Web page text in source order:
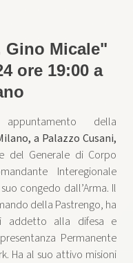
Gino Micale"
ore 19:00 a
appuntamento della
a Palazzo Cusani,
del Generale di Corpo
Interegionale
congedo dall’Arma. Il
della Pastrengo, ha
addetto alla difesa e
Permanente
Ha al suo attivo misioni